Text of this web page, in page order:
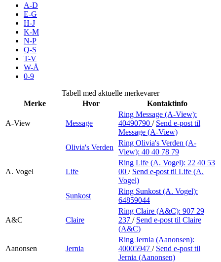
Inspirasjon
Søk
Praktisk informasjon
Ledige stillinger
Personal Shopper
A-D
E-G
H-J
K-M
N-P
Q-S
T-V
W-Å
0-9
Tabell med aktuelle merkevarer
Merke
Hvor Kontaktinfo
A-View Message
Ring Message (A-View):
40490790 / Send e-post til
Message (A-View)
Olivia's Verden
Ring Olivia's Verden (A-
View): 40 40 78 79
A. Vogel Life
Ring Life (A. Vogel): 22 40 53
00 / Send e-post til Life (A.
Vogel)
Sunkost
Ring Sunkost (A. Vogel):
64859044
A&C Claire
Ring Claire (A&C): 907 29
237 / Send e-post til Claire
(A&C)
Aanonsen Jernia
Ring Jernia (Aanonsen):
40005947 / Send e-post til
Jernia (Aanonsen)